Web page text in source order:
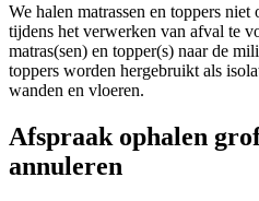
We halen matrassen en toppers
tijdens het verwerken van afval te
matras(sen) en topper(s) naar de
toppers worden hergebruikt als
wanden en vloeren.
Afspraak ophalen
annuleren